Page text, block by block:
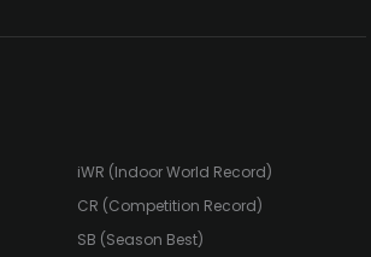
iWR (Indoor World Record)
CR (Competition Record)
SB (Season Best)